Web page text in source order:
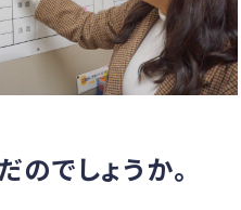
でしょうか。